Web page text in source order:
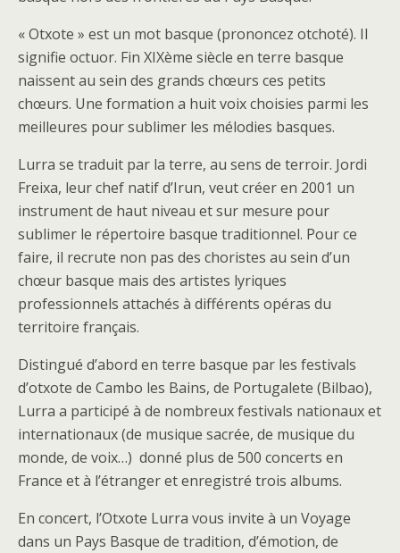
« Otxote » est un mot basque (prononcez otchoté). Il
signifie octuor. Fin XIXème siècle en terre basque
naissent au sein des grands chœurs ces petits
chœurs. Une formation a huit voix choisies parmi les
meilleures pour sublimer les mélodies basques.
Lurra se traduit par la terre, au sens de terroir. Jordi
Freixa, leur chef natif d’Irun, veut créer en 2001 un
instrument de haut niveau et sur mesure pour
sublimer le répertoire basque traditionnel. Pour ce
faire, il recrute non pas des choristes au sein d’un
chœur basque mais des artistes lyriques
professionnels attachés à différents opéras du
territoire français.
Distingué d’abord en terre basque par les festivals
d’otxote de Cambo les Bains, de Portugalete (Bilbao),
Lurra a participé à de nombreux festivals nationaux et
internationaux (de musique sacrée, de musique du
monde, de voix…) donné plus de 500 concerts en
France et à l’étranger et enregistré trois albums.
En concert, l’Otxote Lurra vous invite à un Voyage
dans un Pays Basque de tradition, d’émotion, de